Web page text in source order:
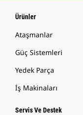
Ürünler
Ataşmanlar
Güç Sistemleri
Yedek Parça
İş Makinaları
Servis Ve Destek